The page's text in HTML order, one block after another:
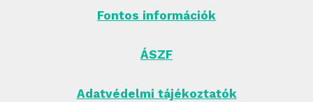
Fontos információk
ÁSZF
Adatvédelmi tájékoztatók